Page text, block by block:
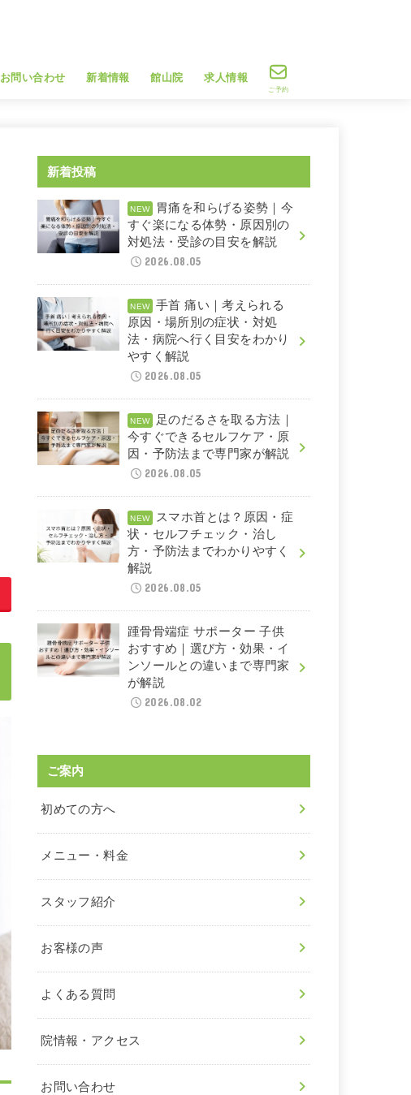
お問い合わせ 新着情報 館山院 求人情報
ご予約
新着投稿
胃痛を和らげる姿勢｜今
すぐ楽になる体勢・原因別の
対処法・受診の目安を解説
2026.08.05
手首 痛い｜考えられる
原因・場所別の症状・対処
法・病院へ行く目安をわかり
やすく解説
2026.08.05
足のだるさを取る方法｜
今すぐできるセルフケア・原
因・予防法まで専門家が解説
2026.08.05
スマホ首とは？原因・症
状・セルフチェック・治し
方・予防法までわかりやすく
解説
2026.08.05
踵骨骨端症 サポーター 子供
おすすめ｜選び方・効果・イ
ンソールとの違いまで専門家
が解説
2026.08.02
ご案内
初めての方へ
メニュー・料金
スタッフ紹介
お客様の声
よくある質問
院情報・アクセス
お問い合わせ